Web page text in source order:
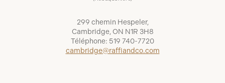
299 chemin Hespeler,
Cambridge, ON N1R 3H8
Téléphone: 519 740-7720
cambridge@raffiandco.com